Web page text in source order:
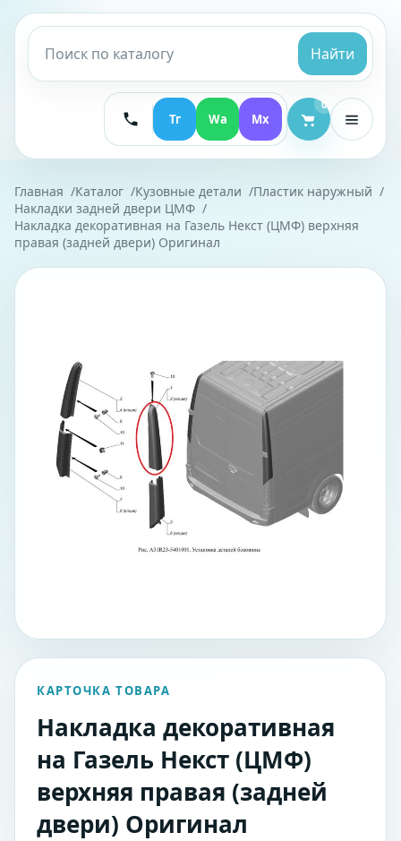
Найти
Тг Wa Mx
0
Главная Каталог Кузовные детали
Пластик наружный
Накладки задней двери ЦМФ
Накладка декоративная на Газель Некст (ЦМФ) верхняя
правая (задней двери) Оригинал
КАРТОЧКА ТОВАРА
Накладка декоративная
на Газель Некст (ЦМФ)
верхняя правая (задней
двери) Оригинал